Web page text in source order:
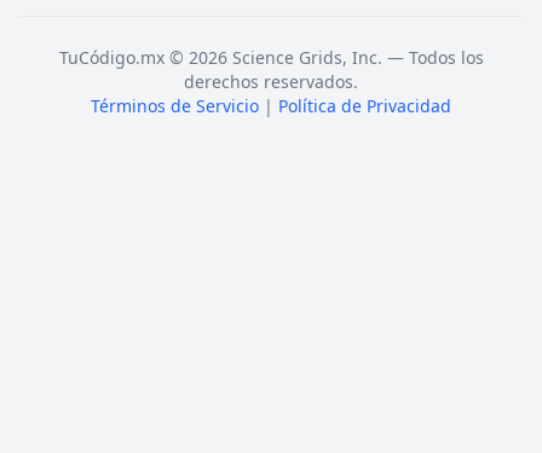
TuCódigo.mx © 2026 Science Grids, Inc. — Todos los
derechos reservados.
Términos de Servicio | Política de Privacidad